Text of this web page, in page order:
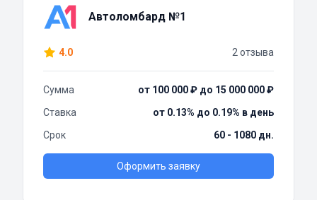
Автоломбард №1
4.0 2 отзыва
Сумма
от 100 000 ₽ до 15 000 000 ₽
Ставка
от 0.13% до 0.19% в день
Срок
60 - 1080 дн.
Оформить заявку